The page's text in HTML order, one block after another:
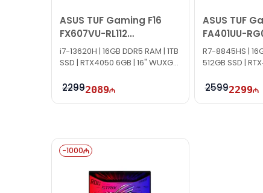
ASUS TUF Gaming F16
FX607VU-RL112
90NR0N06-M007E0
i7-13620H | 16GB DDR5 RAM | 1TB
SSD | RTX4050 6GB | 16" WUXGA
22992089
ASUS TUF
FA401UU-
90NR0JD1-
R7-8845HS |
512GB SSD |
25992299
-1000